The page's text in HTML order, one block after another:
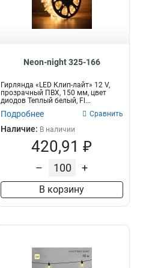
Neon-night 325-166
Гирлянда «LED Клип-лайт» 12 V,
прозрачный ПВХ, 150 мм, цвет
диодов Теплый белый, Fl...
Подробнее Сравнить
Наличие: В наличии
420,91 ₽
– +
В корзину